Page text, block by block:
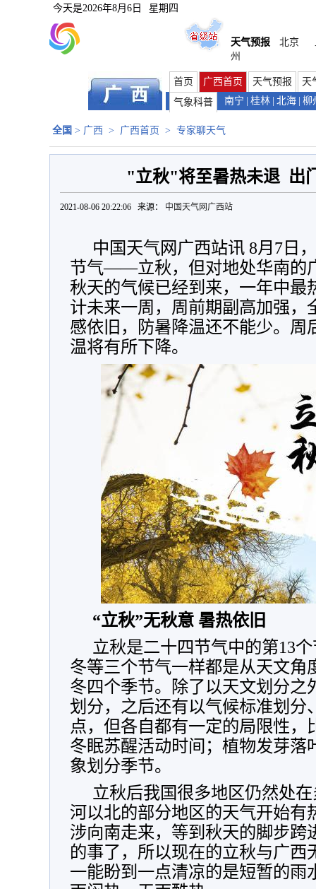
今天是2026年8月6日 星期四
天气预报 北京
州
首页 广西首页 天气预报
天
气象科普
南宁 桂林 北海 柳
全国 > 广西 > 广西首页 > 专家聊天气
"立秋"将至暑热未退 出
2021-08-06 20:22:06 来源： 中国天气网广西站
中国天气网广西站讯 8月7日
节气——立秋，但对地处华南的
秋天的气候已经到来，一年中最
计未来一周，周前期副高加强，
感依旧，防暑降温还不能少。周
温将有所下降。
“立秋”无秋意 暑热依旧
立秋是二十四节气中的第13
冬等三个节气一样都是从天文角
冬四个季节。除了以天文划分之
划分，之后还有以气候标准划分
点，但各自都有一定的局限性，
冬眠苏醒活动时间；植物发芽落
象划分季节。
立秋后我国很多地区仍然处
河以北的部分地区的天气开始有
涉向南走来，等到秋天的脚步跨
的事了，所以现在的立秋与广西
一能盼到一点清凉的是短暂的雨